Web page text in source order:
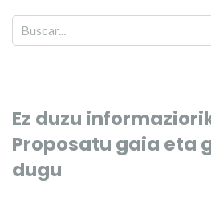
Ez duzu
Proposatu gaia eta
dugu